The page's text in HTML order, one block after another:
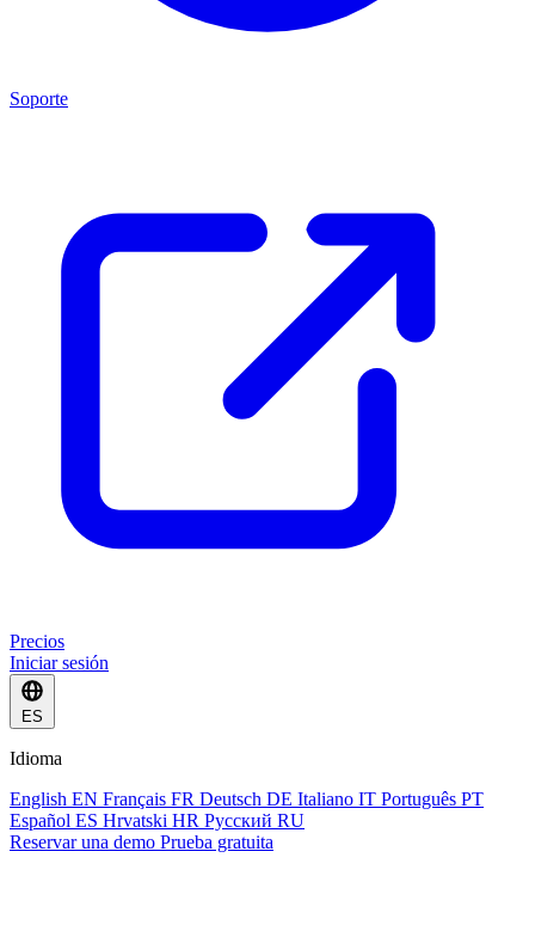
Soporte
Precios
Iniciar sesión
ES
Idioma
English EN Français FR Deutsch DE Italiano IT Português PT
Español ES Hrvatski HR Русский RU
Reservar una demo Prueba gratuita